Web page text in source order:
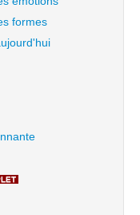
formes